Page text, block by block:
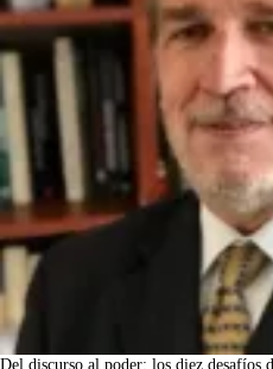
Del discurso al poder: los diez desafíos